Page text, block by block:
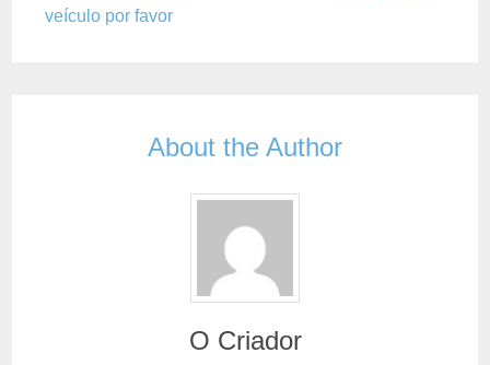
veículo por favor
About the Author
O Criador